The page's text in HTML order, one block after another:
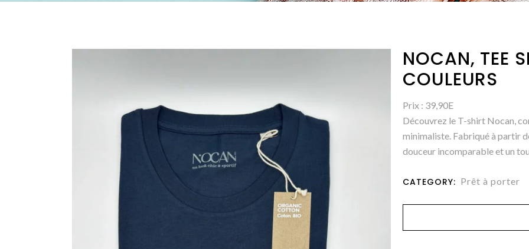
NOCAN, TEE
COULEURS
Prix : 39,90E
Découvrez le T-shirt Nocan,
minimaliste. Fabriqué à partir
douceur incomparable et un
CATEGORY: Prêt à porter